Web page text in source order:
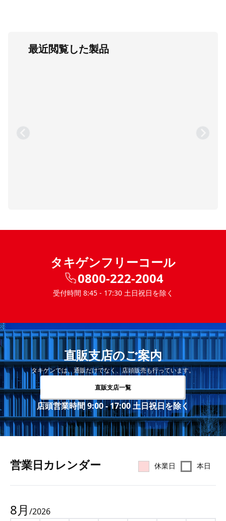
最近閲覧した製品
タキゲンフリーコール
0800-222-2004
受付時間 8:45 - 17:30 土日祝日を除く
直販支店のご案内
タキゲンでは、通販だけでなく、店頭販売も行っています。
直販支店一覧
店頭営業時間 9:00 - 17:00 土日祝日を除く
営業⽇カレンダー 休業日 本日
8月 /2026